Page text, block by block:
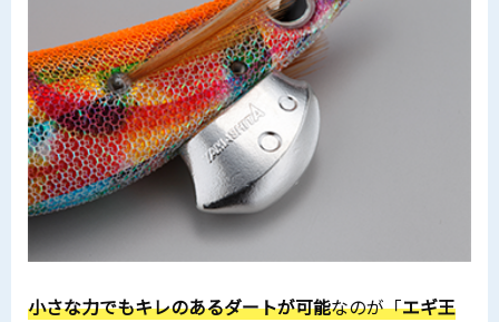
小さな力でもキレのあるダートが可能なのが「エギ王